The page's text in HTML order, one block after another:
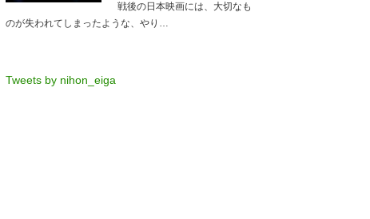
戦後の日本映画には、大切なも
のが失われてしまったような、やり…
Tweets by nihon_eiga